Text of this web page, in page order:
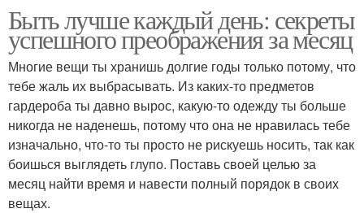
Быть лучше каждый день: секреты
успешного преображения за месяц
Многие вещи ты хранишь долгие годы только потому, что
тебе жаль их выбрасывать. Из каких-то предметов
гардероба ты давно вырос, какую-то одежду ты больше
никогда не наденешь, потому что она не нравилась тебе
изначально, что-то ты просто не рискуешь носить, так как
боишься выглядеть глупо. Поставь своей целью за
месяц найти время и навести полный порядок в своих
вещах.